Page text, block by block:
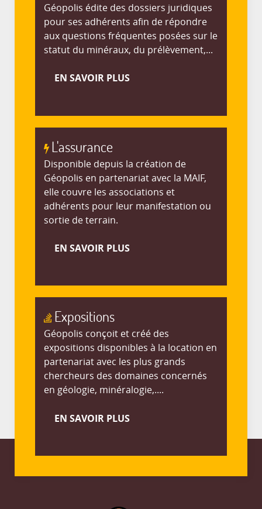
Géopolis édite des dossiers juridiques
pour ses adhérents afin de répondre
aux questions fréquentes posées sur le
statut du minéraux, du prélèvement,...
EN SAVOIR PLUS
L'assurance
Disponible depuis la création de
Géopolis en partenariat avec la MAIF,
elle couvre les associations et
adhérents pour leur manifestation ou
sortie de terrain.
EN SAVOIR PLUS
Expositions
Géopolis conçoit et créé des
expositions disponibles à la location en
partenariat avec les plus grands
chercheurs des domaines concernés
en géologie, minéralogie,....
EN SAVOIR PLUS